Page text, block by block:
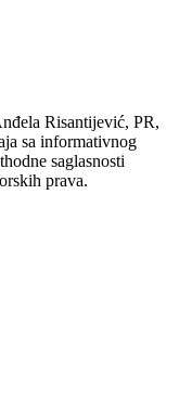
Risantijević, PR,
sa informativnog
saglasnosti
prava.